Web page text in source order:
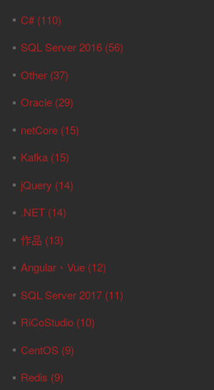
C# (110)
SQL Server 2016 (56)
Other (37)
Oracle (29)
netCore (15)
Kafka (15)
jQuery (14)
.NET (14)
作品 (13)
Angular、Vue (12)
SQL Server 2017 (11)
RiCoStudio (10)
CentOS (9)
Redis (9)